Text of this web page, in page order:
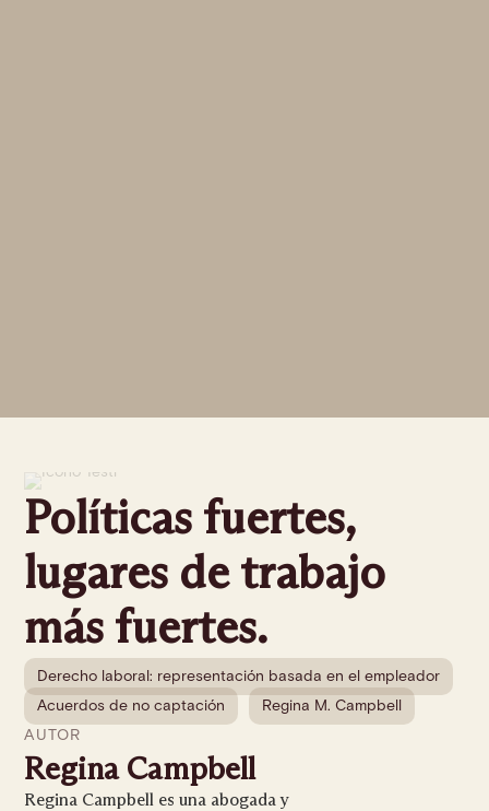
Políticas fuertes,
lugares de trabajo
más fuertes.
Derecho laboral: representación basada en el empleador
Acuerdos de no captación
Regina M. Campbell
AUTOR
Regina Campbell
Regina Campbell es una abogada y